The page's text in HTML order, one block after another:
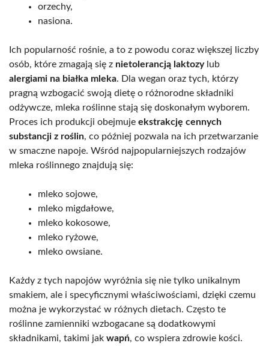
orzechy,
nasiona.
Ich popularność rośnie, a to z powodu coraz większej liczby
osób, które zmagają się z nietolerancją laktozylub
alergiami na białka mleka. Dla wegan oraz tych, którzy
pragną wzbogacić swoją dietę o różnorodne składniki
odżywcze, mleka roślinne stają się doskonałym wyborem.
Proces ich produkcji obejmuje ekstrakcję cennych
substancji z roślin, co później pozwala na ich przetwarzanie
w smaczne napoje. Wśród najpopularniejszych rodzajów
mleka roślinnego znajdują się:
mleko sojowe,
mleko migdałowe,
mleko kokosowe,
mleko ryżowe,
mleko owsiane.
Każdy z tych napojów wyróżnia się nie tylko unikalnym
smakiem, ale i specyficznymi właściwościami, dzięki czemu
można je wykorzystać w różnych dietach. Często te
roślinne zamienniki wzbogacane są dodatkowymi
składnikami, takimi jak wapń, co wspiera zdrowie kości.